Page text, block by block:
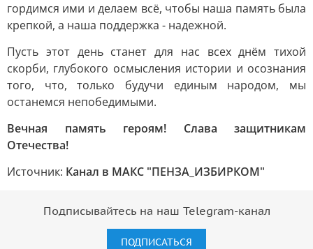
гордимся ими и делаем всё, чтобы наша память была
крепкой, а наша поддержка - надежной.
Пусть этот день станет для нас всех днём тихой
скорби, глубокого осмысления истории и осознания
того, что, только будучи единым народом, мы
останемся непобедимыми.
Вечная память героям! Слава защитникам
Отечества!
Источник: Канал в МАКС "ПЕНЗА_ИЗБИРКОМ"
Подписывайтесь на наш Telegram-канал
ПОДПИСАТЬСЯ